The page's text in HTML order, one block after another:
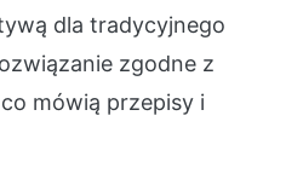
dla tradycyjnego
zgodne z
mówią przepisy i